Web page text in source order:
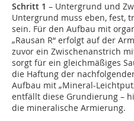
Schritt 1 – Untergrund und
Untergrund muss eben, fest,
sein. Für den Aufbau mit
„Rausan R“ erfolgt auf der
zuvor ein Zwischenanstrich
sorgt für ein gleichmäßiges
die Haftung der
Aufbau mit „Mineral-
entfällt diese Grundierung –
die mineralische Armierung.